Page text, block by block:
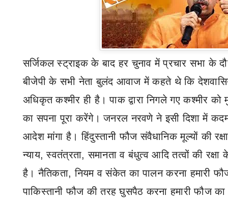
सर्जिकल स्ट्राइक के बाद हर चुनाव में प्रचार सभा के
बीजेपी के सभी नेता बुलंद आवाज में कहते थे कि
अधिकृत कश्मीर ही है। पाक द्वारा निगले गए कश्मीर
का सपना पूरा करेंगे। जनरल नरवणे ने इसी दिशा में
आदेश मांगा है। हिंदुस्तानी फौज संवैधानिक मूल्यों की
न्याय,स्वतंत्रता,समानता व बंधुत्व आदि तत्वों की रक्षा
है। नैतिकता,नियम व संकेत का पालन करना हमारी
पाकिस्तानी फौज की तरह घुसपैठ करना हमारी फौज